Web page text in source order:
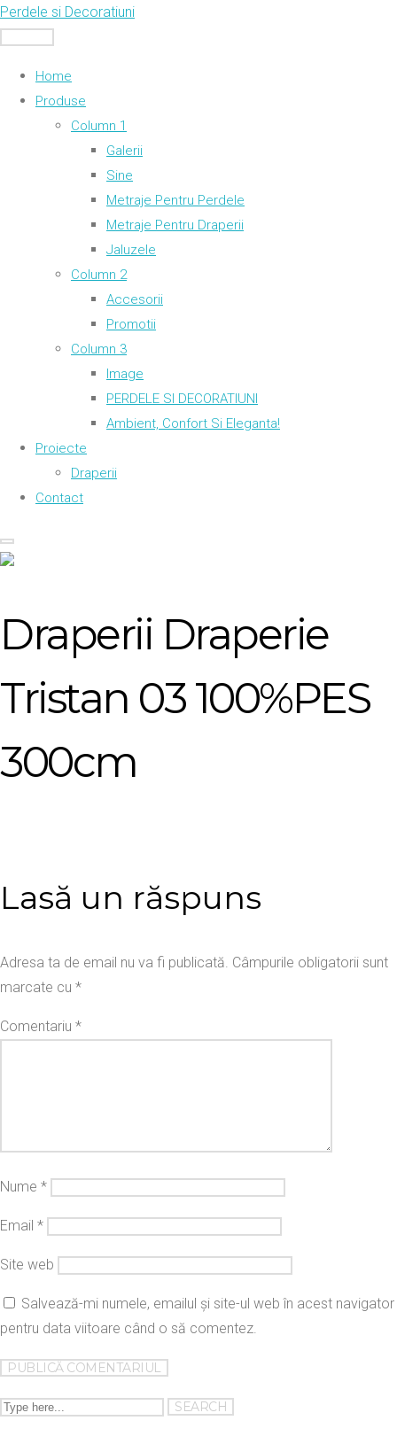
Skip
to
Perdele si Decoratiuni
Home
Produse
Column 1
Galerii
Sine
Metraje Pentru Perdele
Metraje Pentru Draperii
Jaluzele
Column 2
Accesorii
Promotii
Column 3
Image
PERDELE SI DECORATIUNI
Ambient, Confort Si Eleganta!
Proiecte
Draperii
Contact
Draperii Draperie
Tristan 03 100%PES
300cm
Lasă un răspuns
Adresa ta de email nu va fi publicată. Câmpurile obligatorii sunt
marcate cu *
Comentariu *
Nume *
Email *
Site web
Salvează-mi numele, emailul și site-ul web în acest navigator
pentru data viitoare când o să comentez.